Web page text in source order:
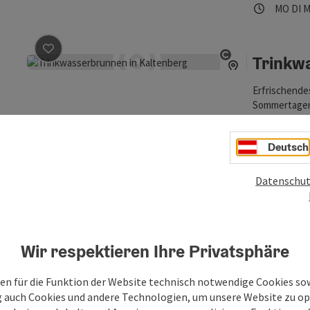
MO DI
Copyright
Beitrag merken: Trinkwasserbrunnen in Kaltenberg
traumhaftem
Telefon
+43 7956
MODI
Copyright
Warum
setzten.
Kaltenberg
Telefon
+43
Deutsch
Wir respektieren Ihre Privatsphäre
für die Funktion der Website technisch notwendige Cookies
Cookies und andere Technologien, um unsere Website zu